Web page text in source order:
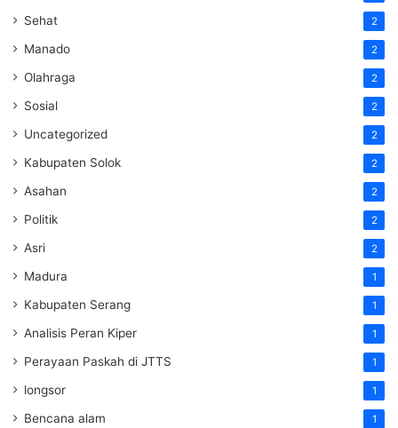
Sehat 2
Manado 2
Olahraga 2
Sosial 2
Uncategorized 2
Kabupaten Solok 2
Asahan 2
Politik 2
Asri 2
Madura 1
Kabupaten Serang 1
Analisis Peran Kiper 1
Perayaan Paskah di JTTS 1
longsor 1
Bencana alam 1